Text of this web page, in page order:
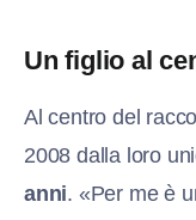
Un figlio al
Al centro del
2008 dalla loro
anni. «Per me è